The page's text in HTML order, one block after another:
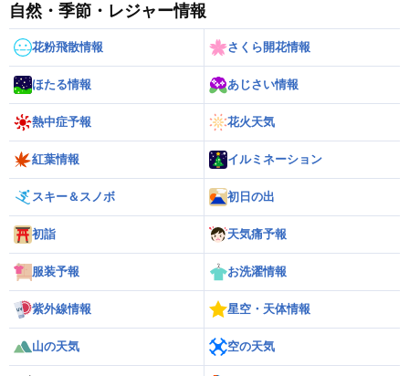
自然・季節・レジャー情報
花粉飛散情報 さくら開花情報
ほたる情報 あじさい情報
熱中症予報 花火天気
紅葉情報 イルミネーション
スキー＆スノボ 初日の出
初詣 天気痛予報
服装予報 お洗濯情報
紫外線情報 星空・天体情報
山の天気 空の天気